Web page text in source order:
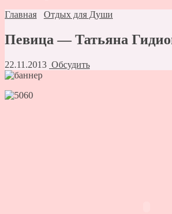
Главная
Отдых для Души
Певица — Татьяна
22.11.2013 Обсудить